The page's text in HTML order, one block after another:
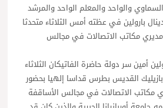
والواحد والمعلم الواحد والمرشد
بارولين في عظته أمس الثلاثاء متحدثا
مكاتب الاتصالات في مجالس
أمين سر دولة حاضرة الفاتيكان الثلاثاء
بازيليك القديس بطرس قداسا إلهيا بحضور
مكاتب الاتصالات في مجالس الأساقفة